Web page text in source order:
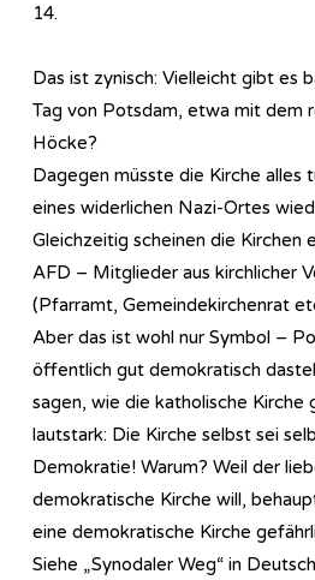
14.
Das ist zynisch: Vielleicht gibt es
Tag von Potsdam, etwa mit dem
Höcke?
Dagegen müsste die Kirche alles
eines widerlichen Nazi-Ortes
Gleichzeitig scheinen die Kirchen
AFD – Mitglieder aus kirchlicher
(Pfarramt, Gemeindekirchenrat
Aber das ist wohl nur Symbol –
öffentlich gut demokratisch
sagen, wie die katholische Kirche
lautstark: Die Kirche selbst sei
Demokratie! Warum? Weil der
demokratische Kirche will,
eine demokratische Kirche
Siehe „Synodaler Weg“ in